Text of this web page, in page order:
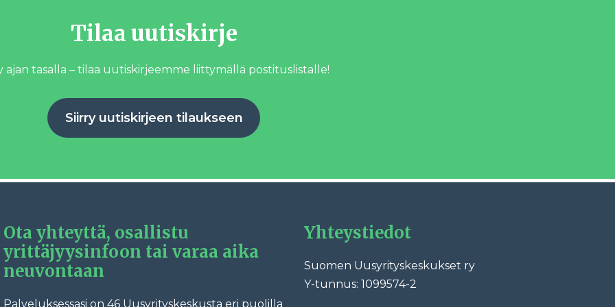
Tilaa uutiskirje
ajan tasalla – tilaa uutiskirjeemme liittymällä postituslistalle!
Siirry uutiskirjeen tilaukseen
Ota yhteyttä, osallistu
yrittäjyysinfoon tai varaa aika
neuvontaan
Palveluksessasi on 46 Uusyrityskeskusta eri puolilla
Yhteystiedot
Suomen Uusyrityskeskukset ry
Y-tunnus: 1099574-2